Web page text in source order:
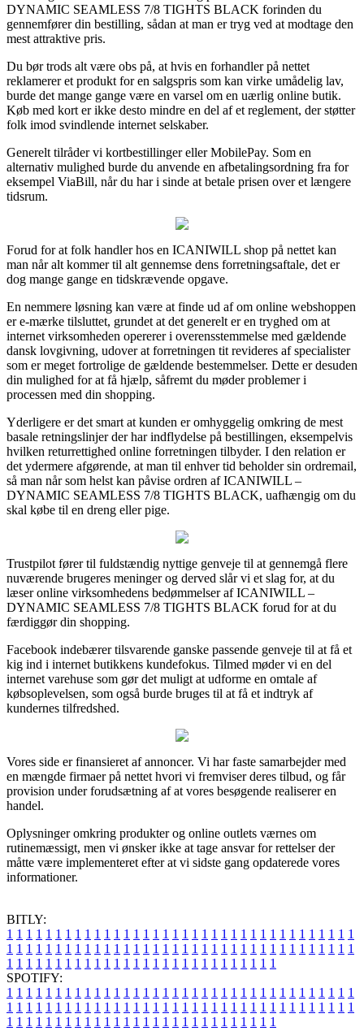
DYNAMIC SEAMLESS 7/8 TIGHTS BLACK forinden du
gennemfører din bestilling, sådan at man er tryg ved at modtage den
mest attraktive pris.
Du bør trods alt være obs på, at hvis en forhandler på nettet
reklamerer et produkt for en salgspris som kan virke umådelig lav,
burde det mange gange være en varsel om en uærlig online butik.
Køb med kort er ikke desto mindre en del af et reglement, der støtter
folk imod svindlende internet selskaber.
Generelt tilråder vi kortbestillinger eller MobilePay. Som en
alternativ mulighed burde du anvende en afbetalingsordning fra for
eksempel ViaBill, når du har i sinde at betale prisen over et længere
tidsrum.
Forud for at folk handler hos en ICANIWILL shop på nettet kan
man når alt kommer til alt gennemse dens forretningsaftale, det er
dog mange gange en tidskrævende opgave.
En nemmere løsning kan være at finde ud af om online webshoppen
er e-mærke tilsluttet, grundet at det generelt er en tryghed om at
internet virksomheden opererer i overensstemmelse med gældende
dansk lovgivning, udover at forretningen tit revideres af specialister
som er meget fortrolige de gældende bestemmelser. Dette er desuden
din mulighed for at få hjælp, såfremt du møder problemer i
processen med din shopping.
Yderligere er det smart at kunden er omhyggelig omkring de mest
basale retningslinjer der har indflydelse på bestillingen, eksempelvis
hvilken returrettighed online forretningen tilbyder. I den relation er
det ydermere afgørende, at man til enhver tid beholder sin ordremail,
så man når som helst kan påvise ordren af ICANIWILL –
DYNAMIC SEAMLESS 7/8 TIGHTS BLACK, uafhængig om du
skal købe til en dreng eller pige.
Trustpilot fører til fuldstændig nyttige genveje til at gennemgå flere
nuværende brugeres meninger og derved slår vi et slag for, at du
læser online virksomhedens bedømmelser af ICANIWILL –
DYNAMIC SEAMLESS 7/8 TIGHTS BLACK forud for at du
færdiggør din shopping.
Facebook indebærer tilsvarende ganske passende genveje til at få et
kig ind i internet butikkens kundefokus. Tilmed møder vi en del
internet varehuse som gør det muligt at udforme en omtale af
købsoplevelsen, som også burde bruges til at få et indtryk af
kundernes tilfredshed.
Vores side er finansieret af annoncer. Vi har faste samarbejder med
en mængde firmaer på nettet hvori vi fremviser deres tilbud, og får
provision under forudsætning af at vores besøgende realiserer en
handel.
Oplysninger omkring produkter og online outlets værnes om
rutinemæssigt, men vi ønsker ikke at tage ansvar for rettelser der
måtte være implementeret efter at vi sidste gang opdaterede vores
informationer.
BITLY:
1 1 1 1 1 1 1 1 1 1 1 1 1 1 1 1 1 1 1 1 1 1 1 1 1 1 1 1 1 1 1 1 1 1 1 1
1 1 1 1 1 1 1 1 1 1 1 1 1 1 1 1 1 1 1 1 1 1 1 1 1 1 1 1 1 1 1 1 1 1 1 1
1 1 1 1 1 1 1 1 1 1 1 1 1 1 1 1 1 1 1 1 1 1 1 1 1 1 1 1
SPOTIFY:
1 1 1 1 1 1 1 1 1 1 1 1 1 1 1 1 1 1 1 1 1 1 1 1 1 1 1 1 1 1 1 1 1 1 1 1
1 1 1 1 1 1 1 1 1 1 1 1 1 1 1 1 1 1 1 1 1 1 1 1 1 1 1 1 1 1 1 1 1 1 1 1
1 1 1 1 1 1 1 1 1 1 1 1 1 1 1 1 1 1 1 1 1 1 1 1 1 1 1 1